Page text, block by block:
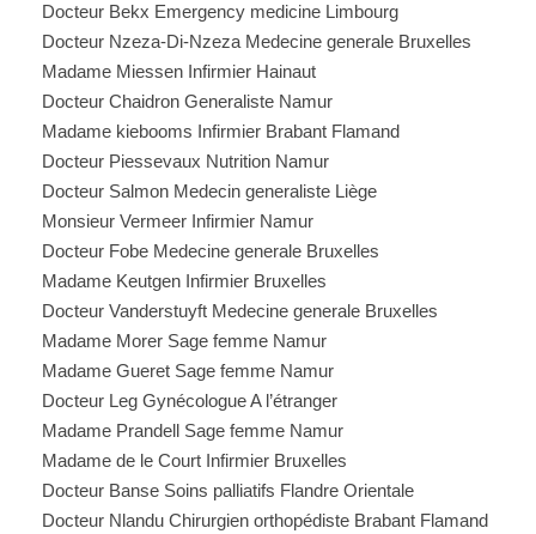
Docteur Bekx Emergency medicine Limbourg
Docteur Nzeza-Di-Nzeza Medecine generale Bruxelles
Madame Miessen Infirmier Hainaut
Docteur Chaidron Generaliste Namur
Madame kiebooms Infirmier Brabant Flamand
Docteur Piessevaux Nutrition Namur
Docteur Salmon Medecin generaliste Liège
Monsieur Vermeer Infirmier Namur
Docteur Fobe Medecine generale Bruxelles
Madame Keutgen Infirmier Bruxelles
Docteur Vanderstuyft Medecine generale Bruxelles
Madame Morer Sage femme Namur
Madame Gueret Sage femme Namur
Docteur Leg Gynécologue A l’étranger
Madame Prandell Sage femme Namur
Madame de le Court Infirmier Bruxelles
Docteur Banse Soins palliatifs Flandre Orientale
Docteur Nlandu Chirurgien orthopédiste Brabant Flamand